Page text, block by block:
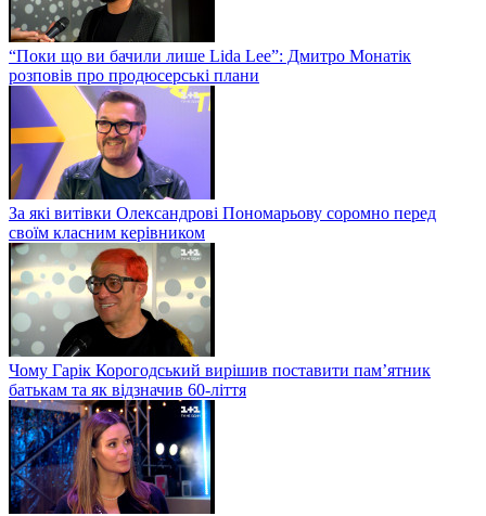
“Поки що ви бачили лише Lida Lee”: Дмитро Монатік
розповів про продюсерські плани
За які витівки Олександрові Пономарьову соромно перед
своїм класним керівником
Чому Гарік Корогодський вирішив поставити пам’ятник
батькам та як відзначив 60-ліття